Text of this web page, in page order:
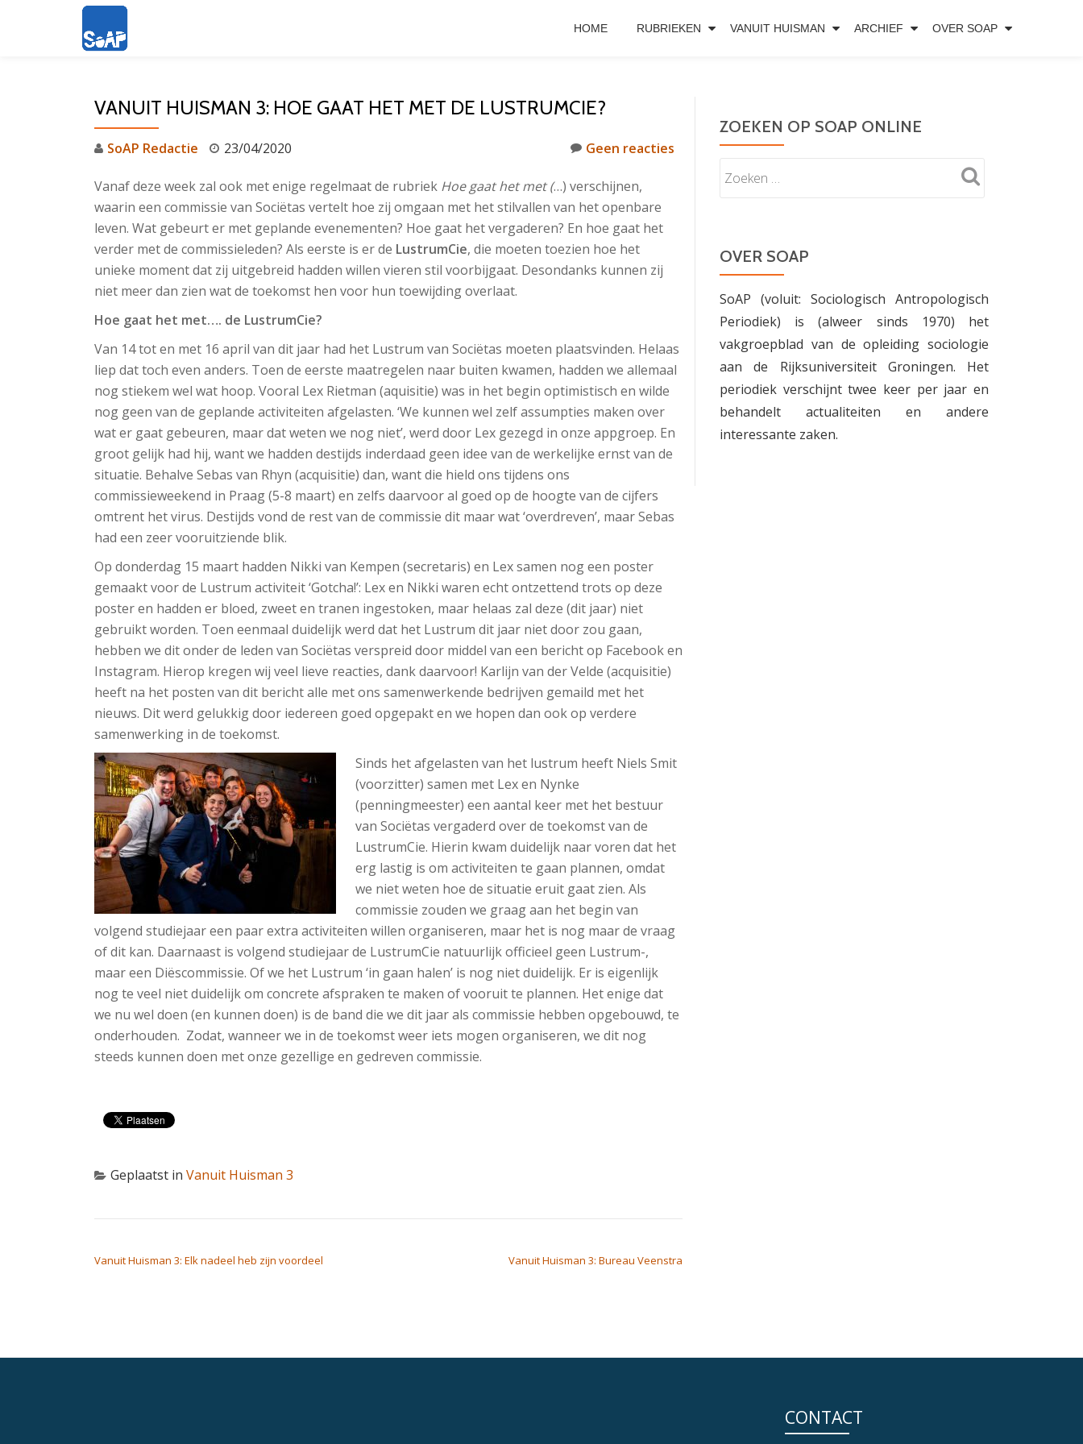
HOME RUBRIEKEN VANUIT HUISMAN ARCHIEF OVER SOAP
VANUIT HUISMAN 3: HOE GAAT HET MET DE LUSTRUMCIE?
SoAP Redactie 23/04/2020 Geen reacties
Vanaf deze week zal ook met enige regelmaat de rubriek Hoe gaat het met (…) verschijnen,
waarin een commissie van Sociëtas vertelt hoe zij omgaan met het stilvallen van het openbare
leven. Wat gebeurt er met geplande evenementen? Hoe gaat het vergaderen? En hoe gaat het
verder met de commissieleden? Als eerste is er de LustrumCie, die moeten toezien hoe het
unieke moment dat zij uitgebreid hadden willen vieren stil voorbijgaat. Desondanks kunnen zij
niet meer dan zien wat de toekomst hen voor hun toewijding overlaat.
Hoe gaat het met…. de LustrumCie?
Van 14 tot en met 16 april van dit jaar had het Lustrum van Sociëtas moeten plaatsvinden. Helaas
liep dat toch even anders. Toen de eerste maatregelen naar buiten kwamen, hadden we allemaal
nog stiekem wel wat hoop. Vooral Lex Rietman (aquisitie) was in het begin optimistisch en wilde
nog geen van de geplande activiteiten afgelasten. ‘We kunnen wel zelf assumpties maken over
wat er gaat gebeuren, maar dat weten we nog niet’, werd door Lex gezegd in onze appgroep. En
groot gelijk had hij, want we hadden destijds inderdaad geen idee van de werkelijke ernst van de
situatie. Behalve Sebas van Rhyn (acquisitie) dan, want die hield ons tijdens ons
commissieweekend in Praag (5-8 maart) en zelfs daarvoor al goed op de hoogte van de cijfers
omtrent het virus. Destijds vond de rest van de commissie dit maar wat ‘overdreven’, maar Sebas
had een zeer vooruitziende blik.
Op donderdag 15 maart hadden Nikki van Kempen (secretaris) en Lex samen nog een poster
gemaakt voor de Lustrum activiteit ‘Gotcha!’: Lex en Nikki waren echt ontzettend trots op deze
poster en hadden er bloed, zweet en tranen ingestoken, maar helaas zal deze (dit jaar) niet
gebruikt worden. Toen eenmaal duidelijk werd dat het Lustrum dit jaar niet door zou gaan,
hebben we dit onder de leden van Sociëtas verspreid door middel van een bericht op Facebook en
Instagram. Hierop kregen wij veel lieve reacties, dank daarvoor! Karlijn van der Velde (acquisitie)
heeft na het posten van dit bericht alle met ons samenwerkende bedrijven gemaild met het
nieuws. Dit werd gelukkig door iedereen goed opgepakt en we hopen dan ook op verdere
samenwerking in de toekomst.
Sinds het afgelasten van het lustrum heeft Niels Smit
(voorzitter) samen met Lex en Nynke
(penningmeester) een aantal keer met het bestuur
van Sociëtas vergaderd over de toekomst van de
LustrumCie. Hierin kwam duidelijk naar voren dat het
erg lastig is om activiteiten te gaan plannen, omdat
we niet weten hoe de situatie eruit gaat zien. Als
commissie zouden we graag aan het begin van
volgend studiejaar een paar extra activiteiten willen organiseren, maar het is nog maar de vraag
of dit kan. Daarnaast is volgend studiejaar de LustrumCie natuurlijk officieel geen Lustrum-,
maar een Diëscommissie. Of we het Lustrum ‘in gaan halen’ is nog niet duidelijk. Er is eigenlijk
nog te veel niet duidelijk om concrete afspraken te maken of vooruit te plannen. Het enige dat
we nu wel doen (en kunnen doen) is de band die we dit jaar als commissie hebben opgebouwd, te
onderhouden. Zodat, wanneer we in de toekomst weer iets mogen organiseren, we dit nog
steeds kunnen doen met onze gezellige en gedreven commissie.
Geplaatst in Vanuit Huisman 3
Vanuit Huisman 3: Elk nadeel heb zijn voordeel Vanuit Huisman 3: Bureau Veenstra
ZOEKEN OP SOAP ONLINE
OVER SOAP
SoAP (voluit: Sociologisch Antropologisch
Periodiek) is (alweer sinds 1970) het
vakgroepblad van de opleiding sociologie
aan de Rijksuniversiteit Groningen. Het
periodiek verschijnt twee keer per jaar en
behandelt actualiteiten en andere
interessante zaken.
CONTACT